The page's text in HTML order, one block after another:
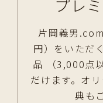
プレ
片岡義男
円）をいただ
品 （3,000点
だけます。オ
典も